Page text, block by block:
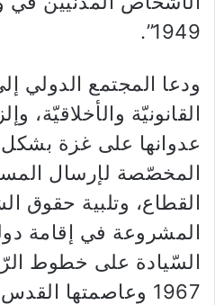
1949”.
‏ودعا ​المجتمع الدولي​
القانونيّة والأخلاقيّة،
عدوانها على غزة بشكل
المخصّصة لإرسال
القطاع، وتلبية حقوق
المشروعة في إقامة
السّيادة على خطوط
1967 وعاصمتها